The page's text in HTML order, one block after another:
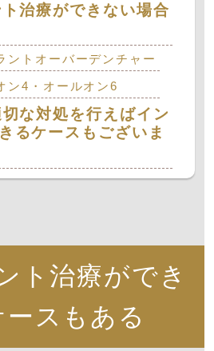
治療ができない場合
ントオーバーデンチャー
ン4・オールオン6
な対処を行えばイン
るケースもございま
ト治療ができ
スもある